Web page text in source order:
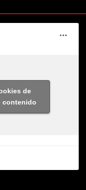
de
contenido